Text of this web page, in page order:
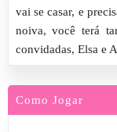
vai se casar, e
noiva, você terá
convidadas, Elsa e
Como Jogar